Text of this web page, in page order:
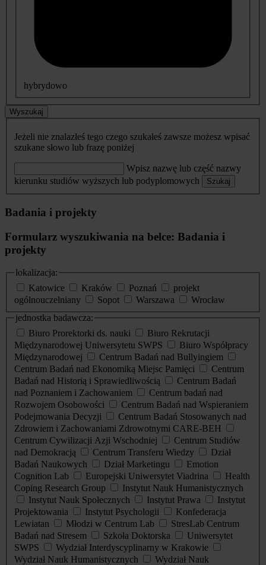
hybrydowo
Wyszukaj
Jeżeli nie znalazłeś tego czego szukałeś zawsze możesz wpisać
szukane słowo lub frazę poniżej
Wpisz nazwę lub część nazwy
kierunku studiów wyższych lub podyplomowych
Szukaj
Badania i projekty
Formularz wyszukiwania na belce: Badania i
projekty
lokalizacja:
Katowice
Kraków Poznań
projekt
ogólnouczelniany
Sopot Warszawa
Wrocław
jednostka badawcza:
Biuro Prorektorki ds. nauki
Biuro Rekrutacji
Międzynarodowej Uniwersytetu SWPS
Biuro Współpracy
Międzynarodowej
Centrum Badań nad Bullyingiem
Centrum Badań nad Ekonomiką Miejsc Pamięci
Centrum
Badań nad Historią i Sprawiedliwością
Centrum Badań
nad Poznaniem i Zachowaniem
Centrum badań nad
Rozwojem Osobowości
Centrum Badań nad Wspieraniem
Podejmowania Decyzji
Centrum Badań Stosowanych nad
Zdrowiem i Zachowaniami Zdrowotnymi CARE-BEH
Centrum Cywilizacji Azji Wschodniej
Centrum Studiów
nad Demokracją
Centrum Transferu Wiedzy
Dział
Badań Naukowych
Dział Marketingu
Emotion
Cognition Lab
Europejski Uniwersytet Viadrina
Health
Coping Research Group
Instytut Nauk Humanistycznych
Instytut Nauk Społecznych
Instytut Prawa
Instytut
Projektowania
Instytut Psychologii
Konfederacja
Lewiatan
Młodzi w Centrum Lab
StresLab Centrum
Badań nad Stresem
Szkoła Doktorska
Uniwersytet
SWPS
Wydział Interdyscyplinarny w Krakowie
Wydział Nauk Humanistycznych
Wydział Nauk